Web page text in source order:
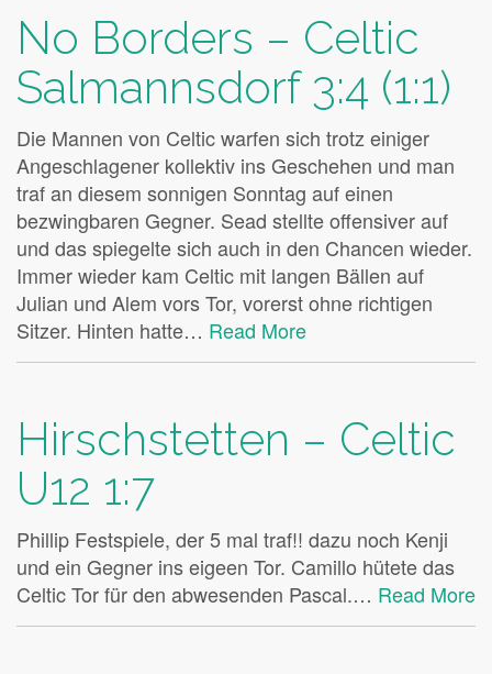
No Borders – Celtic
Salmannsdorf 3:4 (1:1)
Die Mannen von Celtic warfen sich trotz einiger
Angeschlagener kollektiv ins Geschehen und man
traf an diesem sonnigen Sonntag auf einen
bezwingbaren Gegner. Sead stellte offensiver auf
und das spiegelte sich auch in den Chancen wieder.
Immer wieder kam Celtic mit langen Bällen auf
Julian und Alem vors Tor, vorerst ohne richtigen
Sitzer. Hinten hatte… Read More
Hirschstetten – Celtic
U12 1:7
Phillip Festspiele, der 5 mal traf!! dazu noch Kenji
und ein Gegner ins eigeen Tor. Camillo hütete das
Celtic Tor für den abwesenden Pascal.… Read More